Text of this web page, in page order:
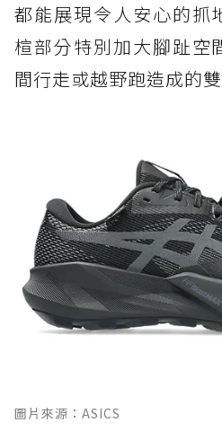
都能展現令人安心的抓
楦部分特別加大腳趾空
間行走或越野跑造成的
圖片來源：ASICS